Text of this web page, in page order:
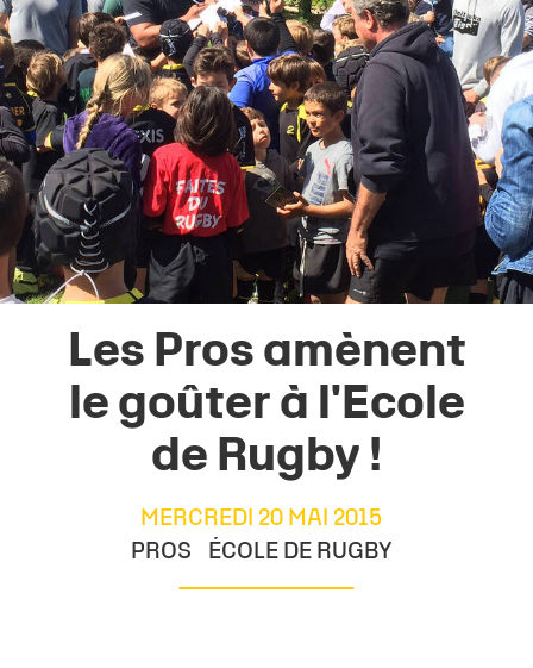
Les Pros amènent
le goûter à l'Ecole
de Rugby !
MERCREDI 20 MAI 2015
PROS
ÉCOLE DE RUGBY